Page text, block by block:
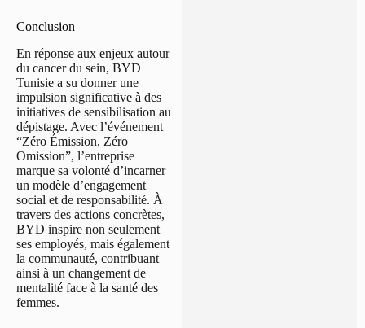
Conclusion
En réponse aux enjeux autour
du cancer du sein, BYD
Tunisie a su donner une
impulsion significative à des
initiatives de sensibilisation au
dépistage. Avec l’événement
“Zéro Émission, Zéro
Omission”, l’entreprise
marque sa volonté d’incarner
un modèle d’engagement
social et de responsabilité. À
travers des actions concrètes,
BYD inspire non seulement
ses employés, mais également
la communauté, contribuant
ainsi à un changement de
mentalité face à la santé des
femmes.